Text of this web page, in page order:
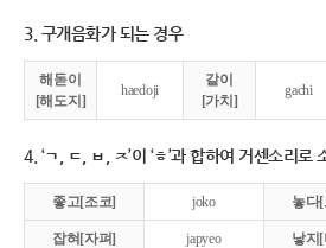
3. 구개음화가 되는 경우
해돋이
[해도지]
haedoji
같이
[가치]
gachi
4. ‘ㄱ, ㄷ, ㅂ, ㅈ’이 ‘ㅎ’과 합하여 거센소리로
좋고[조코] joko 놓다[
잡혀[자펴] japyeo 낳지[